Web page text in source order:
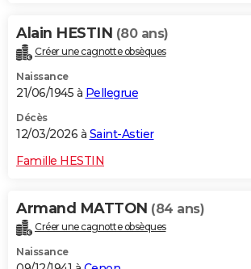
Alain HESTIN (80 ans)
Créer une cagnotte obsèques
Naissance
21/06/1945 à Pellegrue
Décès
12/03/2026 à Saint-Astier
Famille HESTIN
Armand MATTON (84 ans)
Créer une cagnotte obsèques
Naissance